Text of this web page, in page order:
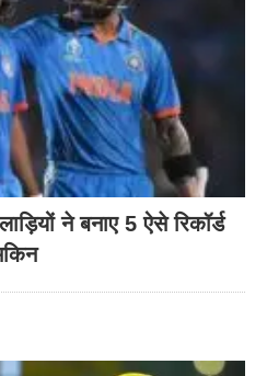
ने बनाए 5 ऐसे रिकॉर्ड